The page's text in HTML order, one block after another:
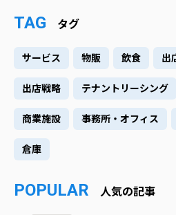
TAG タグ
サービス 物販 飲食 出
出店戦略 テナントリーシング
商業施設 事務所・オフィス
倉庫
POPULAR 人気の記事